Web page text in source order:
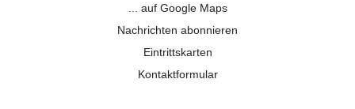
... auf Google Maps
Nachrichten abonnieren
Eintrittskarten
Kontaktformular